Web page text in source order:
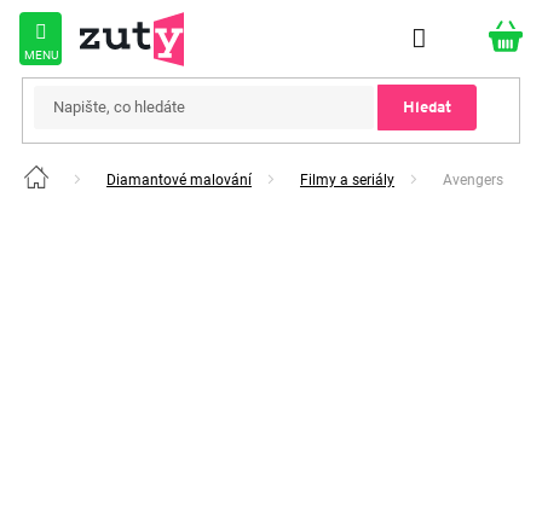
Přejít
obsah
Hledat
Domů Diamantové malování Filmy a seriály Avengers